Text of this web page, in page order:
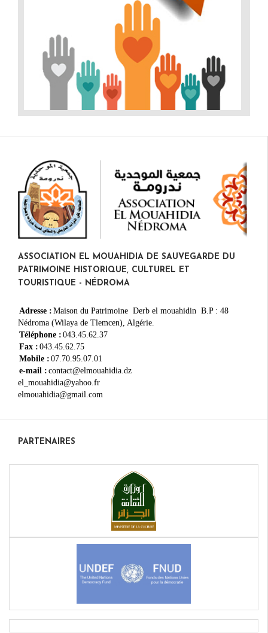
ASSOCIATION EL MOUAHIDIA DE SAUVEGARDE DU
PATRIMOINE HISTORIQUE, CULTUREL ET
TOURISTIQUE - NÉDROMA
Adresse : Maison du Patrimoine Derb el mouahidin B.P : 48
Nédroma (Wilaya de Tlemcen), Algérie.
Téléphone : 043.45.62.37
Fax : 043.45.62.75
Mobile : 07.70.95.07.01
e-mail : contact@elmouahidia.dz
el_mouahidia@yahoo.fr
elmouahidia@gmail.com
PARTENAIRES